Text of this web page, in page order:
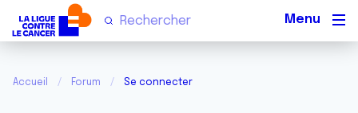
Accueil Forum Se connecter